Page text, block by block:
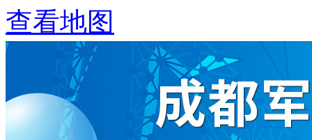
查看地图